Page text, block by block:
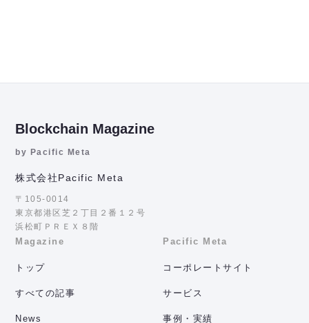
Blockchain Magazine
by Pacific Meta
株式会社Pacific Meta
〒105-0014
東京都港区芝２丁目２番１２号
浜松町ＰＲＥＸ８階
Magazine
トップ
すべての記事
News
Pacific Meta
コーポレートサイト
サービス
事例・実績